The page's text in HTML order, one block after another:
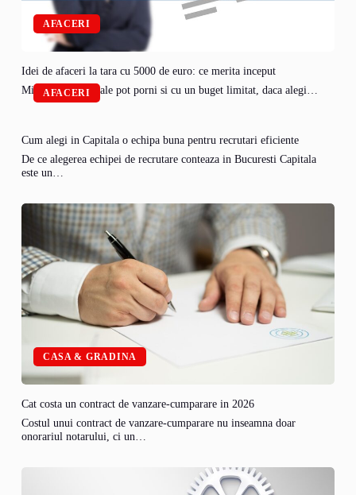
AFACERI
Idei de afaceri la tara cu 5000 de euro: ce merita inceput
Micile afaceri rurale pot porni si cu un buget limitat, daca alegi…
AFACERI
Cum alegi in Capitala o echipa buna pentru recrutari eficiente
De ce alegerea echipei de recrutare conteaza in Bucuresti Capitala
este un…
CASA & GRADINA
Cat costa un contract de vanzare-cumparare in 2026
Costul unui contract de vanzare-cumparare nu inseamna doar
onorariul notarului, ci un…